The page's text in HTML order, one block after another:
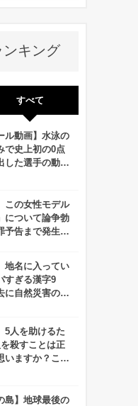
ンキング
すべて
ル動画】水泳の
で史上初の0点
した選手の動画
この女性モデル
について論争勃
予告まで発生す
地名に入ってい
すぎる漢字9
に自然災害の歴
5人を助けるた
殺すことは正
いますか？この
島】地球最後の